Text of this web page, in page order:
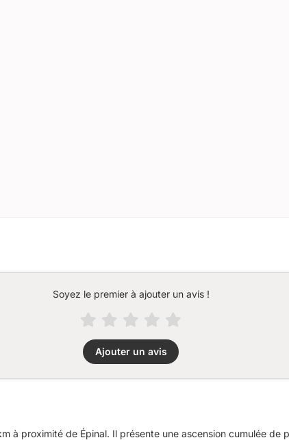
Soyez le premier à ajouter un avis !
Ajouter un avis
à proximité de Épinal. Il présente une ascension cumulée de